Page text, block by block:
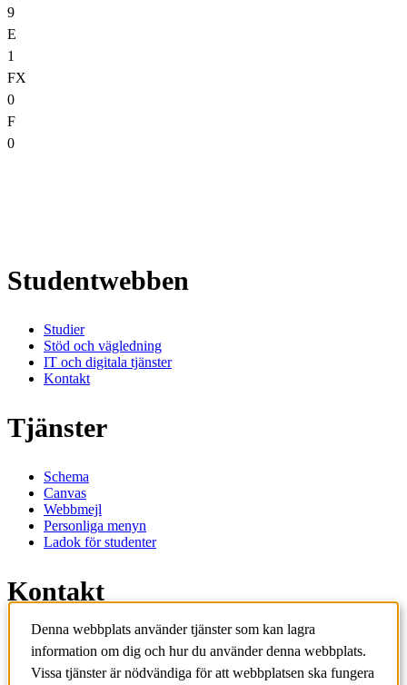
9
E
1
FX
0
F
0
Studentwebben
Studier
Stöd och vägledning
IT och digitala tjänster
Kontakt
Tjänster
Schema
Canvas
Webbmejl
Personliga menyn
Ladok för studenter
Kontakt
Kontakta utbildningsprogram
Kontakta kurs
IT-support
Denna webbplats använder tjänster som kan lagra
information om dig och hur du använder denna webbplats.
Vissa tjänster är nödvändiga för att webbplatsen ska fungera